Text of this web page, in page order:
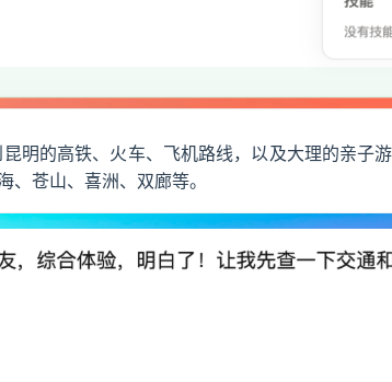
明的高铁、火车、飞机路线，以及大理的亲子
苍山、喜洲、双廊等。